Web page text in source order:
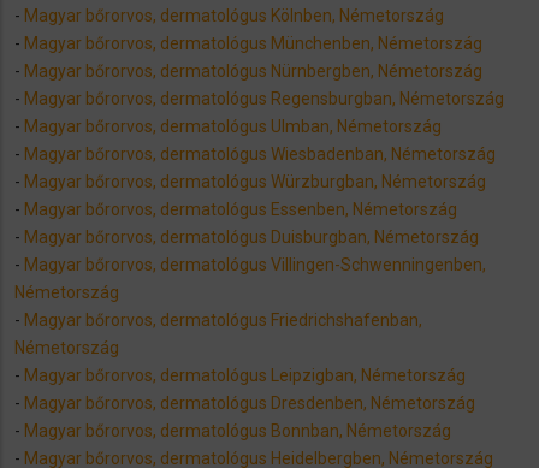
- Magyar bőrorvos, dermatológus Kölnben, Németország
- Magyar bőrorvos, dermatológus Münchenben, Németország
- Magyar bőrorvos, dermatológus Nürnbergben, Németország
- Magyar bőrorvos, dermatológus Regensburgban, Németország
- Magyar bőrorvos, dermatológus Ulmban, Németország
- Magyar bőrorvos, dermatológus Wiesbadenban, Németország
- Magyar bőrorvos, dermatológus Würzburgban, Németország
- Magyar bőrorvos, dermatológus Essenben, Németország
- Magyar bőrorvos, dermatológus Duisburgban, Németország
- Magyar bőrorvos, dermatológus Villingen-Schwenningenben,
Németország
- Magyar bőrorvos, dermatológus Friedrichshafenban,
Németország
- Magyar bőrorvos, dermatológus Leipzigban, Németország
- Magyar bőrorvos, dermatológus Dresdenben, Németország
- Magyar bőrorvos, dermatológus Bonnban, Németország
- Magyar bőrorvos, dermatológus Heidelbergben, Németország